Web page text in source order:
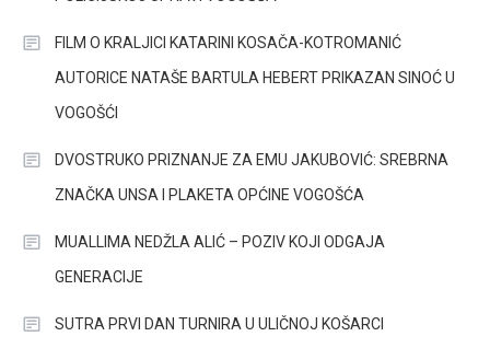
FILM O KRALJICI KATARINI KOSAČA-KOTROMANIĆ
AUTORICE NATAŠE BARTULA HEBERT PRIKAZAN SINOĆ U
VOGOŠĆI
DVOSTRUKO PRIZNANJE ZA EMU JAKUBOVIĆ: SREBRNA
ZNAČKA UNSA I PLAKETA OPĆINE VOGOŠĆA
MUALLIMA NEDŽLA ALIĆ – POZIV KOJI ODGAJA
GENERACIJE
SUTRA PRVI DAN TURNIRA U ULIČNOJ KOŠARCI